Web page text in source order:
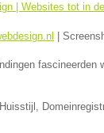
| Websites tot in
fascineerden